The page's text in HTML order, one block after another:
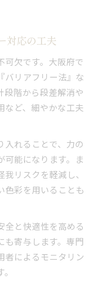
対応の工夫
可欠です。大阪府で
バリアフリー法』な
段階から段差解消や
など、細やかな工夫
入れることで、力の
可能になります。ま
リスクを軽減し、
色彩を用いることも
全と快適性を高める
も寄与します。専門
者によるモニタリン